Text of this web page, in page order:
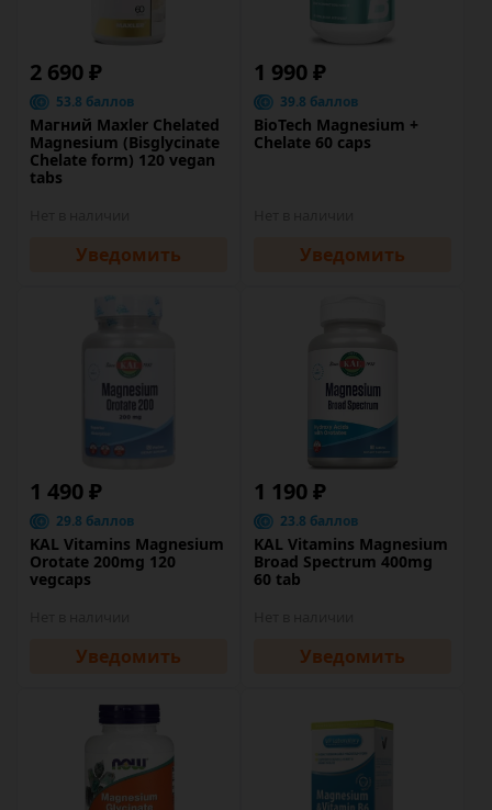
2 690 ₽
53.8 баллов
Магний Maxler Chelated
Magnesium (Bisglycinate
Chelate form) 120 vegan
tabs
Уведомить
1 990 ₽
39.8 баллов
BioTech Magnesium +
Chelate 60 caps
Уведомить
1 490 ₽
29.8 баллов
KAL Vitamins Magnesium
Orotate 200mg 120
vegcaps
Уведомить
1 190 ₽
23.8 баллов
KAL Vitamins Magnesium
Broad Spectrum 400mg
60 tab
Уведомить